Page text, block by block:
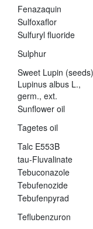
Fenazaquin
Sulfoxaflor
Sulfuryl fluoride
Sulphur
Sweet Lupin
Lupinus albus L.,
germ., ext.
Sunflower oil
Tagetes oil
Talc E553B
tau-Fluvalinate
Tebuconazole
Tebufenozide
Tebufenpyrad
Teflubenzuron